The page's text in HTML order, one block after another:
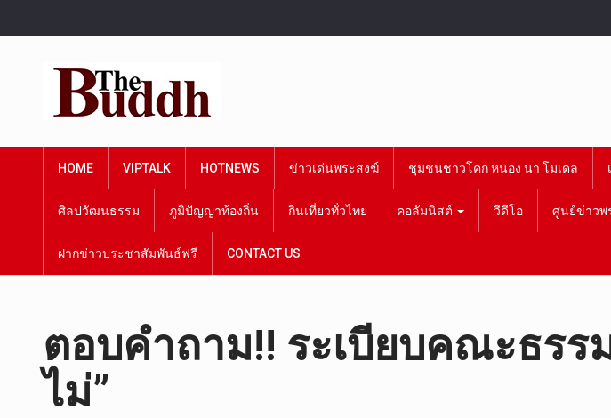
HOME VIPTALK HOTNEWS ข่าวเด่นพระสงฆ์ ชุมชนชาวโคก หนอง นา โมเดล
ศิลปวัฒนธรรม ภูมิปัญญาท้องถิ่น กินเที่ยวทั่วไทย คอลัมนิสต์ วีดีโอ ศูนย์ข่าวพ
ฝากข่าวประชาสัมพันธ์ฟรี CONTACT US
ตอบคำถาม!! ระเบียบคณะธร
ไม่”